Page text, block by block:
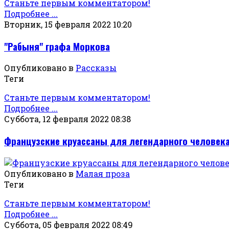
Станьте первым комментатором!
Подробнее ...
Вторник, 15 февраля 2022 10:20
"Рабыня" графа Моркова
Опубликовано в Рассказы
Теги
Станьте первым комментатором!
Подробнее ...
Суббота, 12 февраля 2022 08:38
Французские круассаны для легендарного
Опубликовано в Малая проза
Теги
Станьте первым комментатором!
Подробнее ...
Суббота, 05 февраля 2022 08:49